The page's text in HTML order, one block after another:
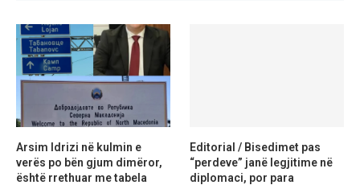
Arsim Idrizi në kulmin e
verës po bën gjum dimëror,
është rrethuar me tabela
Editorial / Bisedimet pas
“perdeve” janë legjitime në
diplomaci, por para